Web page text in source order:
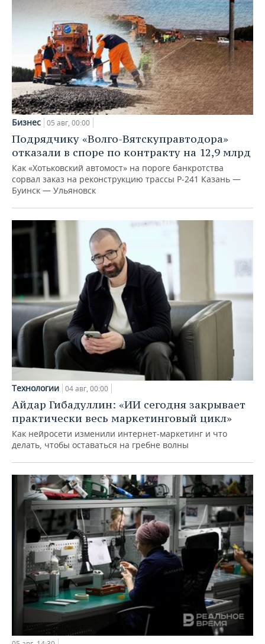
Бизнес 05 авг, 00:00
Подрядчику «Волго-Вятскуправтодора»
отказали в споре по контракту на 12,9 млрд
Как «Хотьковский автомост» на пороге банкротства
сорвал заказ на реконструкцию трассы Р‑241 Казань —
Буинск — Ульяновск
Технологии 04 авг, 00:00
Айдар Гибадуллин: «ИИ сегодня закрывает
практически весь маркетинговый цикл»
Как нейросети изменили интернет-маркетинг и что
делать, чтобы оставаться на гребне волны